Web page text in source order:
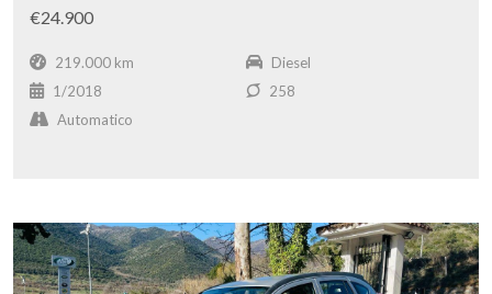
€24.900
219.000 km
Diesel
1/2018
258
Automatico